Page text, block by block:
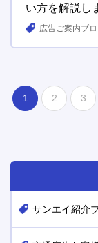
い方を解説し
広告ご案内ブ
1 2 3
サンエイ紹介